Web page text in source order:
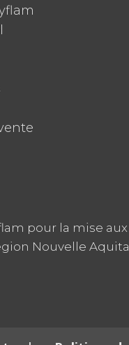
pour la mise
Nouvelle